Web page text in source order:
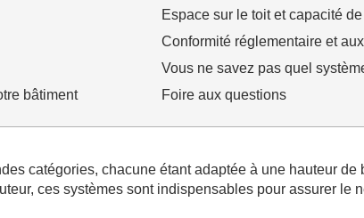
bâtiment
Espace sur le toit et capacité
Conformité réglementaire et
Vous ne savez pas quel
Foire aux questions
catégories, chacune étant adaptée à une hauteur
ces systèmes sont indispensables pour assurer le